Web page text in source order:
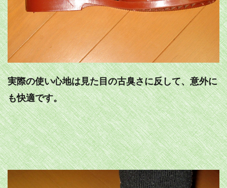
実際の使い心地は見た目の古臭さに反して、意外に
も快適です。